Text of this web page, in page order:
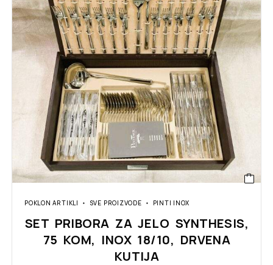
POKLON ARTIKLI SVE PROIZVODE PINTI INOX
SET PRIBORA ZA JELO SYNTHESIS,
75 KOM, INOX 18/10, DRVENA
KUTIJA